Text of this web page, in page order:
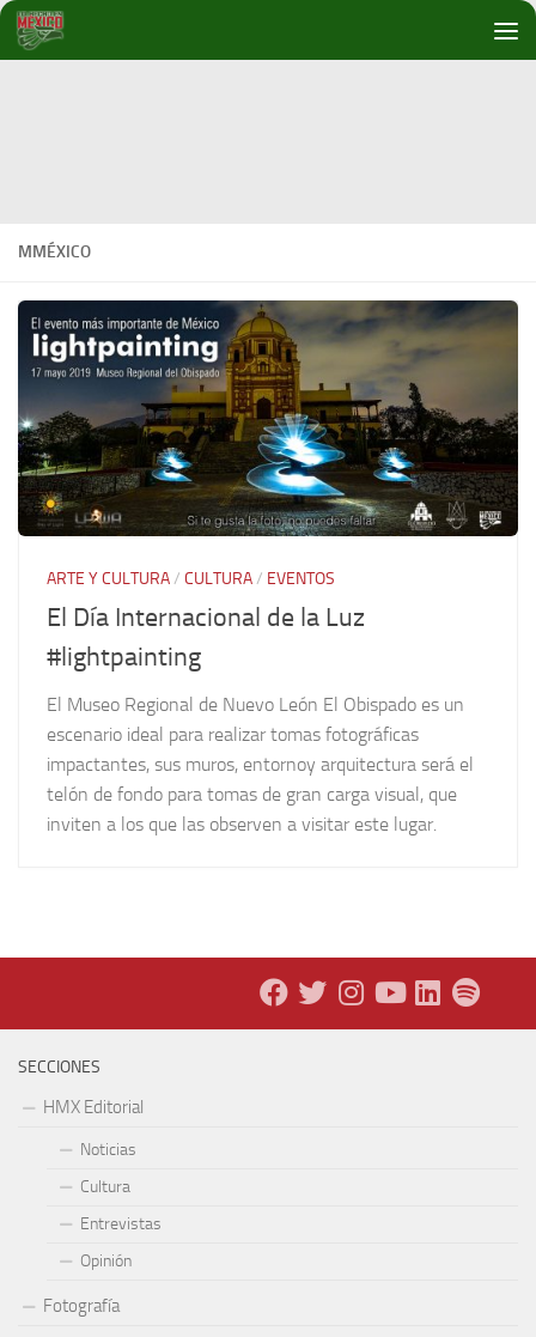
Debajo del contenido
MMÉXICO
ARTE Y CULTURA/ CULTURA/ EVENTOS
El Día Internacional de la Luz
#lightpainting
El Museo Regional de Nuevo León El Obispado es un
escenario ideal para realizar tomas fotográficas
impactantes, sus muros, entornoy arquitectura será el
telón de fondo para tomas de gran carga visual, que
inviten a los que las observen a visitar este lugar.
SECCIONES
HMX Editorial
Noticias
Cultura
Entrevistas
Opinión
Fotografía